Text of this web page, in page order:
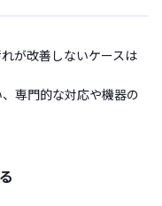
が改善しないケースは
専門的な対応や機器の